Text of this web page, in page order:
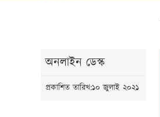
অনলাইন ডেস্ক
প্রকাশিত তারিখ:১০ জুলাই ২০২১